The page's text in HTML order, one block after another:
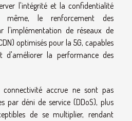
l'intégrité et la confidentialité
même, le renforcement des
l'implémentation de réseaux de
optimisés pour la 5G, capables
d'améliorer la performance des
accrue ne sont pas
par déni de service (DDoS), plus
de se multiplier, rendant